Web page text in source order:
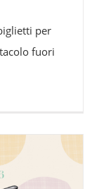
per
fuori